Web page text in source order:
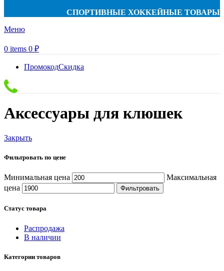
СПОРТИВНЫЕ ХОККЕЙНЫЕ ТОВАРЫ
Меню
0 items 0 ₽
ПромокодСкидка
Аксессуары для клюшек
Закрыть
Фильтровать по цене
Минимальная цена
Максимальная
цена
Фильтровать
Статус товара
Распродажа
В наличии
Категории товаров